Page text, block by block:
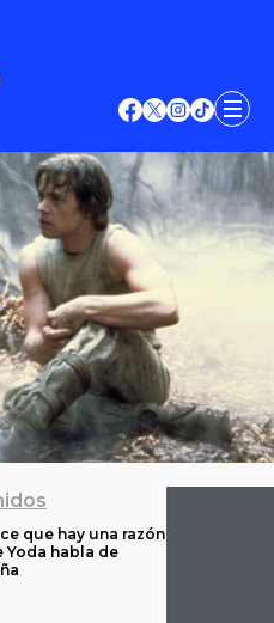
que hay una razón
Yoda habla de